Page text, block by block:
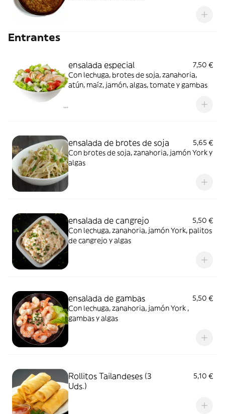
Entrantes
ensalada especial
7,50 €
Con lechuga, brotes de soja, zanahoria,
atún, maíz, jamón, algas, tomate y gambas
ensalada de brotes de soja
5,65 €
Con brotes de soja, zanahoria, jamón York y
algas
ensalada de cangrejo
5,50 €
Con lechuga, zanahoria, jamón York, palitos
de cangrejo y algas
ensalada de gambas
5,50 €
Con lechuga, zanahoria, jamón York ,
gambas y algas
Rollitos Tailandeses (3
Uds.)
5,10 €